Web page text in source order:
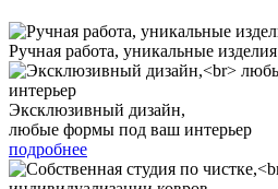
Ручная работа, уникальные изделия
Эксклюзивный дизайн,
любые формы под ваш интерьер
подробнее